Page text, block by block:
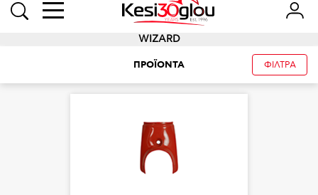
WIZARD
ΠΡΟΪΟΝΤΑ ΦΙΛΤΡΑ